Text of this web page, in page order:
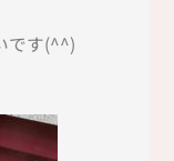
です(^^)